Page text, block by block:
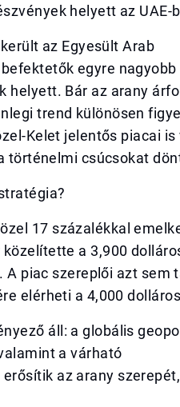
helyett az UAE-
az Egyesült Arab
egyre
helyett. Bár az arany
trend különösen
Kelet jelentős piacai is
történelmi csúcsokat
17 százalékkal
a 3,900
piac szereplői azt sem
elérheti a 4,000
áll: a globális
a várható
az arany